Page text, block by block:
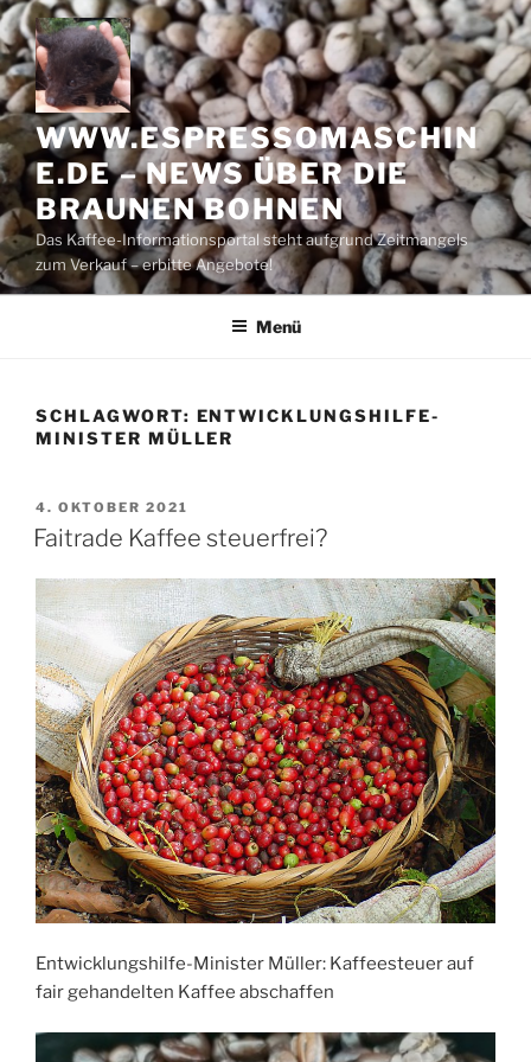
Zum
Inhalt
springen
WWW.ESPRESSOMASCHIN
E.DE – NEWS ÜBER DIE
BRAUNEN BOHNEN
Das Kaffee-Informationsportal steht aufgrund Zeitmangels
zum Verkauf – erbitte Angebote!
Menü
SCHLAGWORT: ENTWICKLUNGSHILFE-
MINISTER MÜLLER
VERÖFFENTLICHT
AM
4. OKTOBER 2021
Faitrade Kaffee steuerfrei?
Entwicklungshilfe-Minister Müller: Kaffeesteuer auf
fair gehandelten Kaffee abschaffen